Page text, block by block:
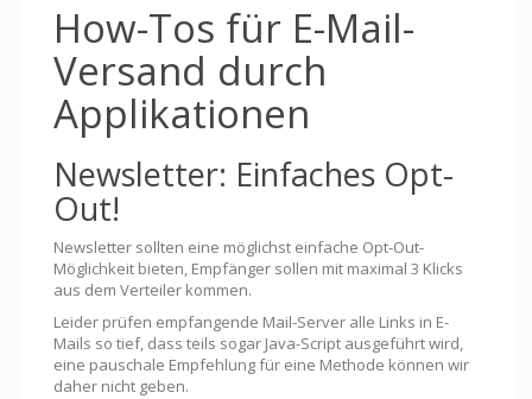
How-Tos für E-Mail-
Versand durch
Applikationen
Newsletter: Einfaches Opt-
Out!
Newsletter sollten eine möglichst einfache Opt-Out-
Möglichkeit bieten, Empfänger sollen mit maximal 3 Klicks
aus dem Verteiler kommen.
Leider prüfen empfangende Mail-Server alle Links in E-
Mails so tief, dass teils sogar Java-Script ausgeführt wird,
eine pauschale Empfehlung für eine Methode können wir
daher nicht geben.